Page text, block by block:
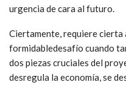
urgencia de cara al futuro.
Ciertamente, requiere cierta
formidabledesafío cuando
dos piezas cruciales del
desregula la economía, se